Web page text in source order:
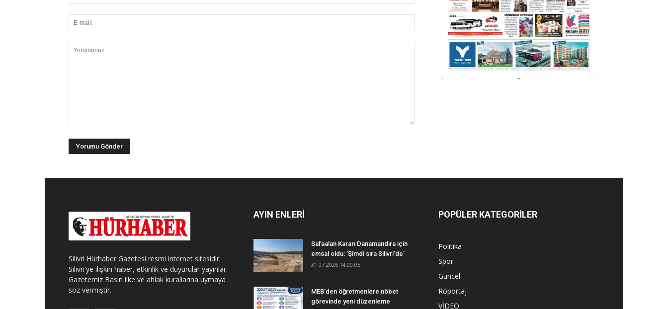
Silivri Hürhaber Gazetesi resmi internet sitesidir.
Silivri'ye ilişkin haber, etkinlik ve duyurular yayınlar.
Gazetemiz Basın ilke ve ahlak kurallarına uymaya
söz vermiştir.
AYIN ENLERİ
Safaalan Kararı Danamandıra için
emsal oldu: 'Şimdi sıra Silivri'de'
31.07.2026 14:00:05
MEB'den öğretmenlere nöbet
görevinde yeni düzenleme
POPÜLER KATEGORİLER
Politika
Spor
Güncel
Röportaj
VİDEO